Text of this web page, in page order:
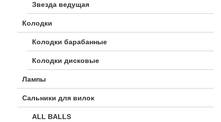
Звезда ведущая
Колодки
Колодки барабанные
Колодки дисковые
Лампы
Сальники для вилок
ALL BALLS